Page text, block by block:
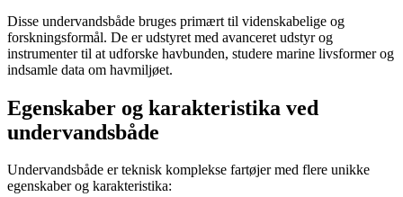
Disse undervandsbåde bruges primært til videnskabelige og
forskningsformål. De er udstyret med avanceret udstyr og
instrumenter til at udforske havbunden, studere marine livsformer og
indsamle data om havmiljøet.
Egenskaber og karakteristika ved
undervandsbåde
Undervandsbåde er teknisk komplekse fartøjer med flere unikke
egenskaber og karakteristika: